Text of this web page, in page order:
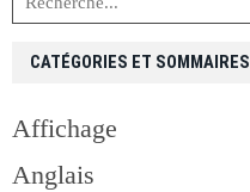
CATÉGORIES ET SOMMAIRES
Affichage
Anglais